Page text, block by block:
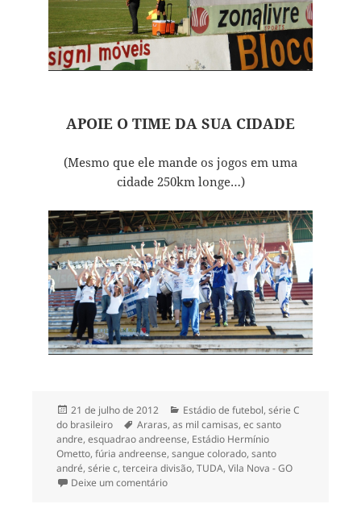
APOIE O TIME DA SUA CIDADE
(Mesmo que ele mande os jogos em uma
cidade 250km longe…)
Publicado
em
21 de julho de 2012 Categorias
Estádio de futebol, série C
do brasileiro
Tags
Araras, as mil camisas, ec santo
andre, esquadrao andreense, Estádio Hermínio
Ometto, fúria andreense, sangue colorado, santo
andré, série c, terceira divisão, TUDA, Vila Nova - GO
Deixe um comentárioem Santo André 0x0 Vila Nova-GO (Série C